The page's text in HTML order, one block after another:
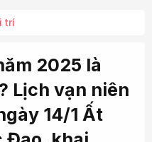
trí
2025 là
Lịch vạn niên
14/1 Ất